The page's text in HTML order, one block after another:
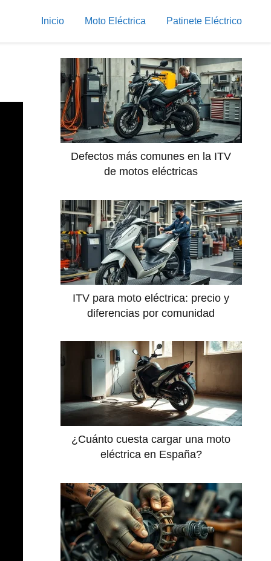
Inicio Moto Eléctrica Patinete Eléctrico
Defectos más comunes en la ITV
de motos eléctricas
ITV para moto eléctrica: precio y
diferencias por comunidad
¿Cuánto cuesta cargar una moto
eléctrica en España?